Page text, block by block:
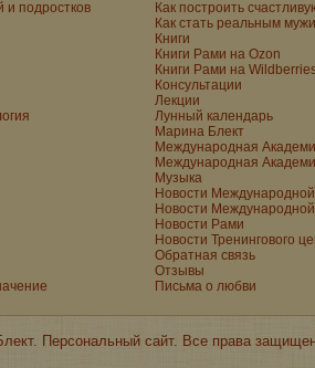
и подростков
Как построить
Как стать реальным
Книги
Книги Рами на Ozon
Книги Рами на
Консультации
Лекции
Лунный календарь
Марина Блект
Международная
Международная
Музыка
Новости
Новости
Новости Рами
Новости Тренингового
Обратная связь
Отзывы
Письма о любви
Персональный сайт. Все права